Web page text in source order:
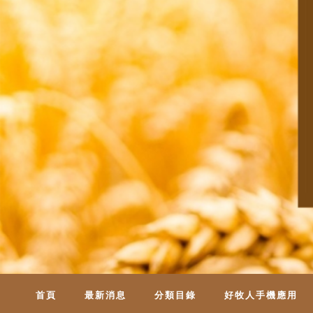
首頁 最新消息 分類目錄 好牧人手機應用